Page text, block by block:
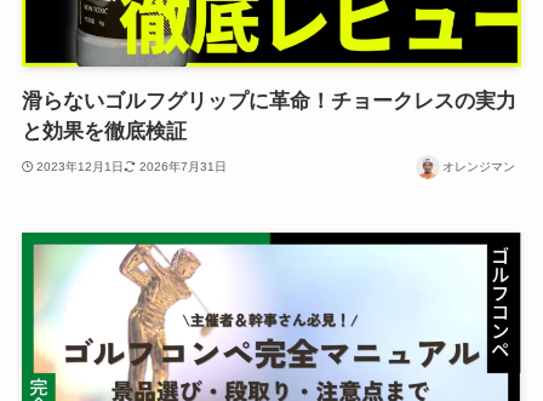
滑らないゴルフグリップに革命！チョークレスの実力
と効果を徹底検証
2023年12月1日 2026年7月31日 オレンジマン